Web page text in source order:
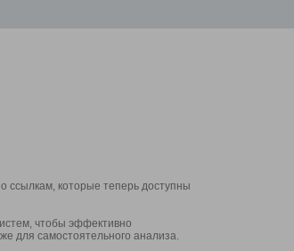
ссылкам, которые теперь доступны
чтобы эффективно
для самостоятельного анализа.